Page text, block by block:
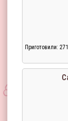
Приготовили: